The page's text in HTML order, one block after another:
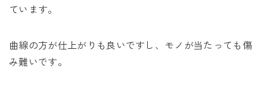
ています。
曲線の方が仕上がりも良いですし、モノが当たっても傷
み難いです。